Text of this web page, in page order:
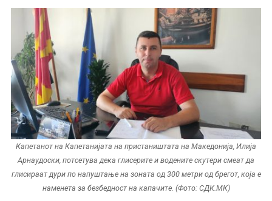
Капетанот на Капетанијата на пристаништата на Македонија, Илија
Арнаудоски, потсетува дека глисерите и водените скутери смеат да
глисираат дури по напуштање на зоната од 300 метри од брегот, која е
наменета за безбедност на капачите. (Фото: СДК.МК)